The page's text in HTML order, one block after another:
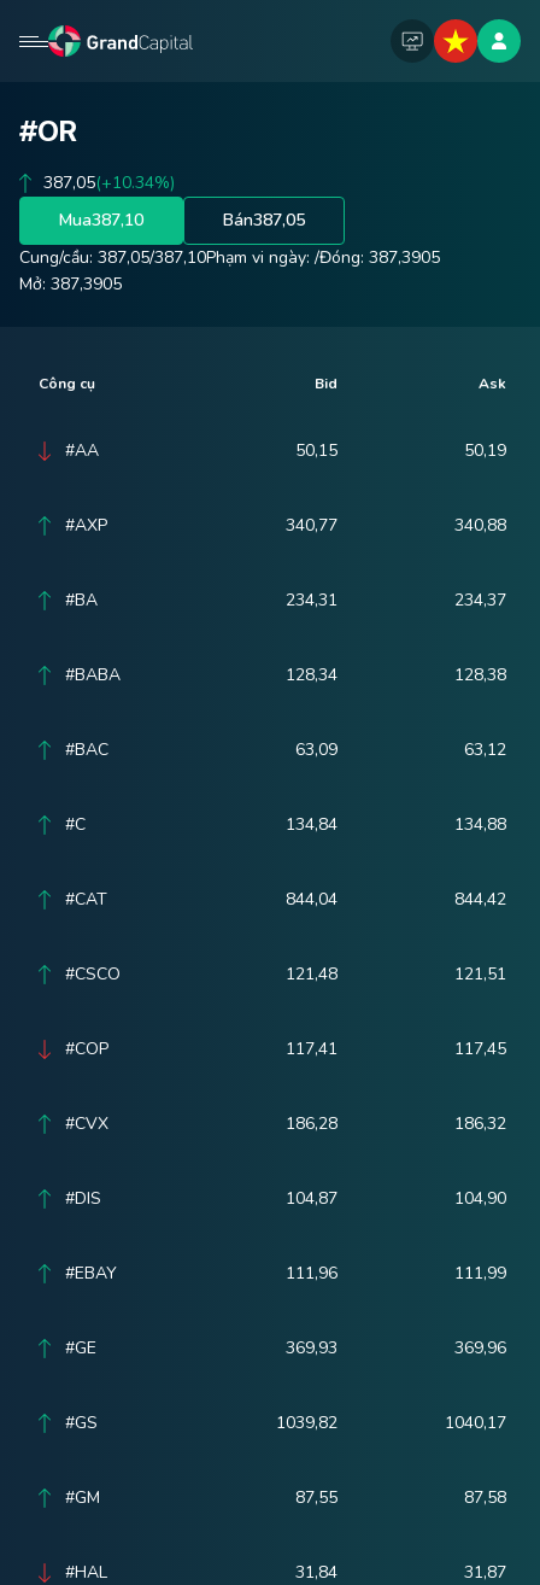
#OR
387,05(+10.34%)
Mua387,10 Bán387,05
Cung/cầu: 387,05/387,10Phạm vi ngày: /Đóng: 387,3905
Mở: 387,3905
Công cụ Bid Ask
#AA 50,15 50,19
#AXP 340,77 340,88
#BA 234,31 234,37
#BABA 128,34 128,38
#BAC 63,09 63,12
#C 134,84 134,88
#CAT 844,04 844,42
#CSCO 121,48 121,51
#COP 117,41 117,45
#CVX 186,28 186,32
#DIS 104,87 104,90
#EBAY 111,96 111,99
#GE 369,93 369,96
#GS 1039,82 1040,17
#GM 87,55 87,58
#HAL 31,84 31,87